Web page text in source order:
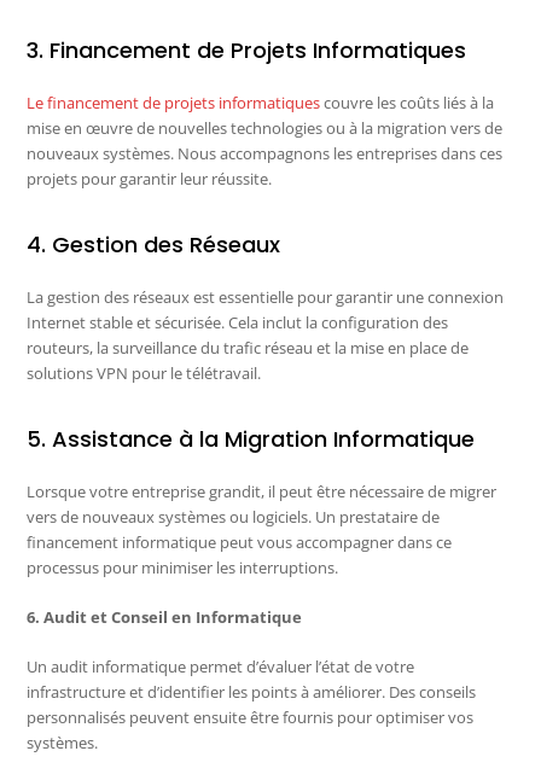
3. Financement de Projets Informatiques
Le financement de projets informatiquescouvre les coûts liés à la
mise en œuvre de nouvelles technologies ou à la migration vers de
nouveaux systèmes. Nous accompagnons les entreprises dans ces
projets pour garantir leur réussite.
4. Gestion des Réseaux
La gestion des réseaux est essentielle pour garantir une connexion
Internet stable et sécurisée. Cela inclut la configuration des
routeurs, la surveillance du trafic réseau et la mise en place de
solutions VPN pour le télétravail.
5. Assistance à la Migration Informatique
Lorsque votre entreprise grandit, il peut être nécessaire de migrer
vers de nouveaux systèmes ou logiciels. Un prestataire de
financement informatique peut vous accompagner dans ce
processus pour minimiser les interruptions.
6. Audit et Conseil en Informatique
Un audit informatique permet d’évaluer l’état de votre
infrastructure et d’identifier les points à améliorer. Des conseils
personnalisés peuvent ensuite être fournis pour optimiser vos
systèmes.